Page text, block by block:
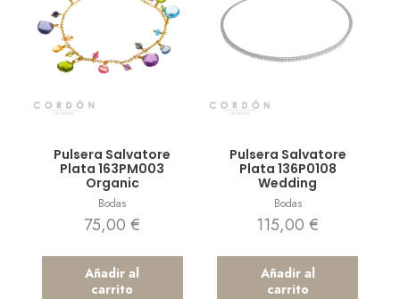
Pulsera Salvatore
Plata 163PM003
Organic
Bodas
75,00€
Añadir al
carrito
Pulsera Salvatore
Plata 136P0108
Wedding
Bodas
115,00€
Añadir al
carrito